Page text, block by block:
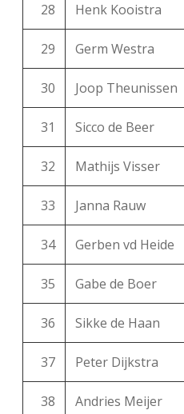
28 Henk Kooistra
29 Germ Westra
30 Joop Theunissen
31 Sicco de Beer
32 Mathijs Visser
33 Janna Rauw
34 Gerben vd Heide
35 Gabe de Boer
36 Sikke de Haan
37 Peter Dijkstra
38 Andries Meijer